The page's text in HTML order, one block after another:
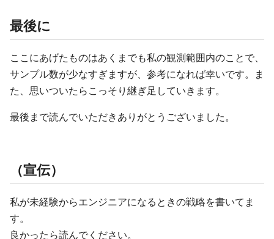
最後に
ここにあげたものはあくまでも私の観測範囲内のことで、
サンプル数が少なすぎますが、参考になれば幸いです。ま
た、思いついたらこっそり継ぎ足していきます。
最後まで読んでいただきありがとうございました。
（宣伝）
私が未経験からエンジニアになるときの戦略を書いてま
す。
良かったら読んでください。